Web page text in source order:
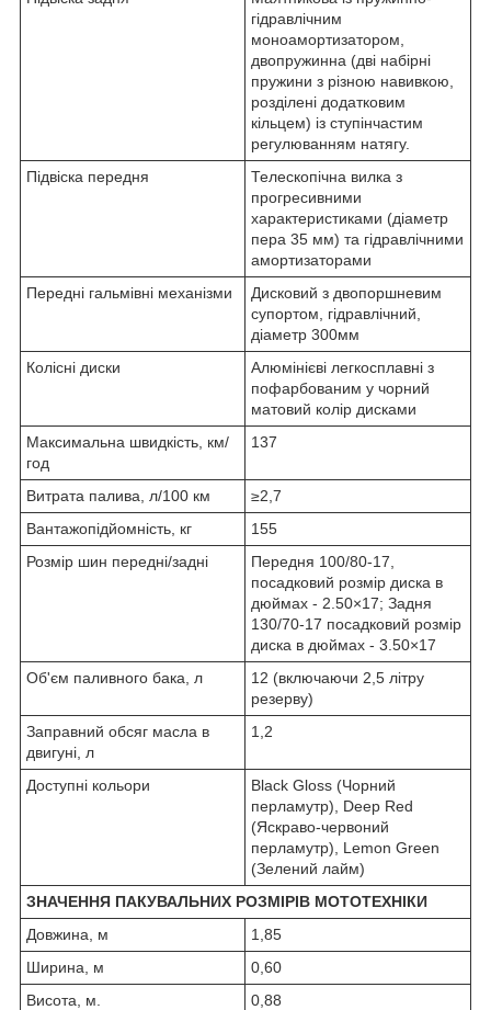
гідравлічним
моноамортизатором,
двопружинна (дві набірні
пружини з різною навивкою,
розділені додатковим
кільцем) із ступінчастим
регулюванням натягу.
Підвіска передня
Телескопічна вилка з
прогресивними
характеристиками (діаметр
пера 35 мм) та гідравлічними
амортизаторами
Передні гальмівні механізми
Дисковий з двопоршневим
супортом, гідравлічний,
діаметр 300мм
Колісні диски
Алюмінієві легкосплавні з
пофарбованим у чорний
матовий колір дисками
Максимальна швидкість, км/
год
137
Витрата палива, л/100 км
≥2,7
Вантажопідйомність, кг
155
Розмір шин передні/задні
Передня 100/80-17,
посадковий розмір диска в
дюймах - 2.50×17; Задня
130/70-17 посадковий розмір
диска в дюймах - 3.50×17
Об'єм паливного бака, л
12 (включаючи 2,5 літру
резерву)
Заправний обсяг масла в
двигуні, л
1,2
Доступні кольори
Black Gloss (Чорний
перламутр), Deep Red
(Яскраво-червоний
перламутр), Lemon Green
(Зелений лайм)
ЗНАЧЕННЯ ПАКУВАЛЬНИХ РОЗМІРІВ МОТОТЕХНІКИ
Довжина, м
1,85
Ширина, м
0,60
Висота, м.
0,88